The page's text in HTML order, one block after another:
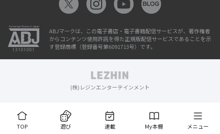
TOP 遊び 連載 My本棚 メニュー
ABJマークは、この電子書店・電子書籍配信サービスが、著作権者
からコンテンツ使用許諾を得た正規版配信サービスであることを示
す登録商標（登録番号第6091713号）です。
(株)レジンエンターテインメント